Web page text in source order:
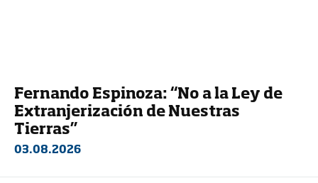
Fernando Espinoza: “No a la Ley de
Extranjerización de Nuestras
Tierras”
03.08.2026